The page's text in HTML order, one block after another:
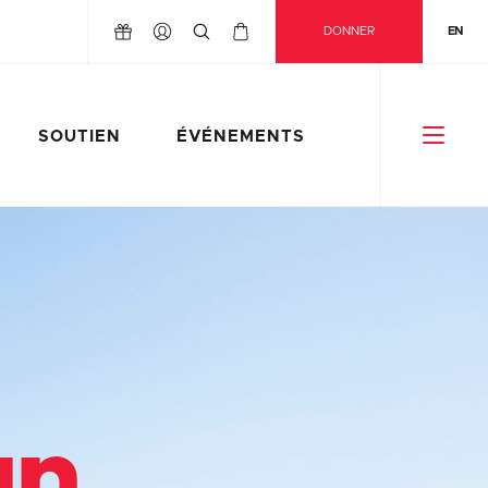
DONNER EN
SOUTIEN ÉVÉNEMENTS